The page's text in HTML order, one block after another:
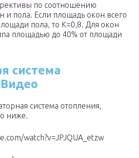
по соотношению
и пола. Если площадь окон всего
пола, то К=0,8. Для окон
площадью до 40% от площади
система
система отопления,
ниже.
watch?v=JPJQUA_etzw